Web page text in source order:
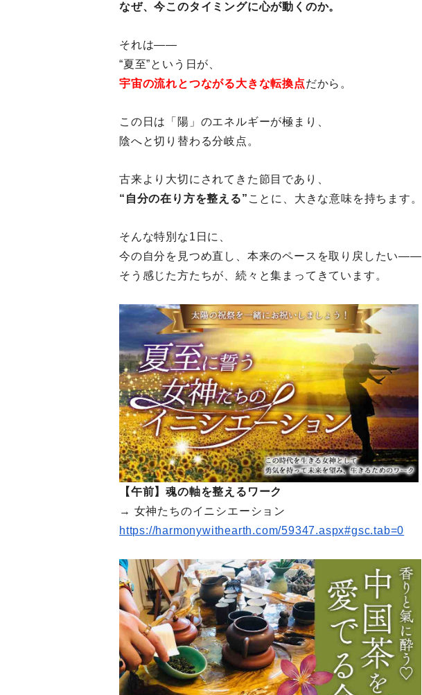
なぜ、今このタイミングに心が動くのか。
それは――
“夏至”という日が、
宇宙の流れとつながる大きな転換点だから。
この日は「陽」のエネルギーが極まり、
陰へと切り替わる分岐点。
古来より大切にされてきた節目であり、
“自分の在り方を整える” ことに、大きな意味を持ちます。
そんな特別な1日に、
今の自分を見つめ直し、本来のペースを取り戻したい――
そう感じた方たちが、続々と集まってきています。
【午前】魂の軸を整えるワーク
→ 女神たちのイニシエーション
https://harmonywithearth.com/59347.aspx#gsc.tab=0